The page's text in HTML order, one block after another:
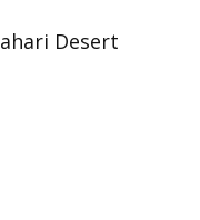
Desert